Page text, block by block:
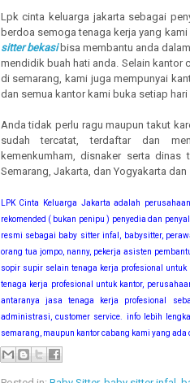
Lpk cinta keluarga jakarta sebagai
berdoa semoga tenaga kerja yang
sitter bekasibisa membantu anda
mendidik buah hati anda. Selain kantor
di semarang, kami juga mempunyai
dan semua kantor kami buka setiap hari
Anda tidak perlu ragu maupun takut
sudah tercatat, terdaftar dan
kemenkumham, disnaker serta
Semarang, Jakarta, dan Yogyakarta
LPK Cinta Keluarga Jakarta adalah
rekomended ( bukan penipu ) penyedia dan
resmi sebagai baby sitter infal, babysitter,
orang tua jompo, nanny, pekerja asisten
sopir supir selain tenaga kerja profesional
tenaga kerja profesional untuk kantor,
antaranya jasa tenaga kerja profesional
administrasi, customer service. info lebih
semarang, maupun kantor cabang kami yang ada